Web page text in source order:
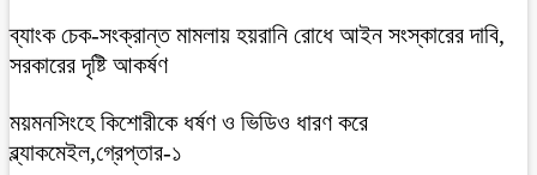
ব্যাংক চেক-সংক্রান্ত মামলায় হয়রানি রোধে আইন সংস্কারের দাবি,
সরকারের দৃষ্টি আকর্ষণ
ময়মনসিংহে কিশোরীকে ধর্ষণ ও ভিডিও ধারণ করে
ব্ল্যাকমেইল,গ্রেপ্তার-১